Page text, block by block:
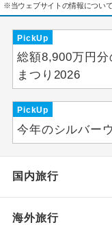
※当ウェブサイトの情報につい
PickUp
総額8,900万円
まつり2026
PickUp
今年のシルバー
国内旅行
海外旅行